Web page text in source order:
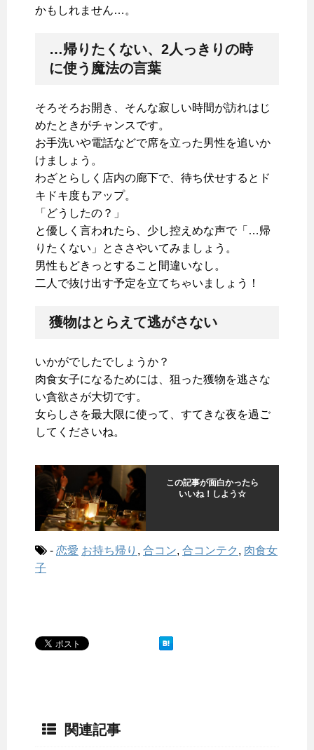
かもしれません…。
…帰りたくない、2人っきりの時
に使う魔法の言葉
そろそろお開き、そんな寂しい時間が訪れはじ
めたときがチャンスです。
お手洗いや電話などで席を立った男性を追いか
けましょう。
わざとらしく店内の廊下で、待ち伏せするとド
キドキ度もアップ。
「どうしたの？」
と優しく言われたら、少し控えめな声で「…帰
りたくない」とささやいてみましょう。
男性もどきっとすること間違いなし。
二人で抜け出す予定を立てちゃいましょう！
獲物はとらえて逃がさない
いかがでしたでしょうか？
肉食女子になるためには、狙った獲物を逃さな
い貪欲さが大切です。
女らしさを最大限に使って、すてきな夜を過ご
してくださいね。
この記事が面白かったら
いいね！しよう☆
- 恋愛 お持ち帰り , 合コン, 合コンテク , 肉食女
子
関連記事